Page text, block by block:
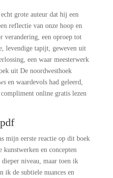
grote auteur dat hij een
reflectie van onze hoop en
verandering, een oproep tot
levendige tapijt, geweven uit
een waar meesterwerk
uit De noordwesthoek
en waardevols had geleerd,
online gratis lezen
mijn eerste reactie op dit boek
en concepten
niveau, maar toen ik
ik de subtiele nuances en